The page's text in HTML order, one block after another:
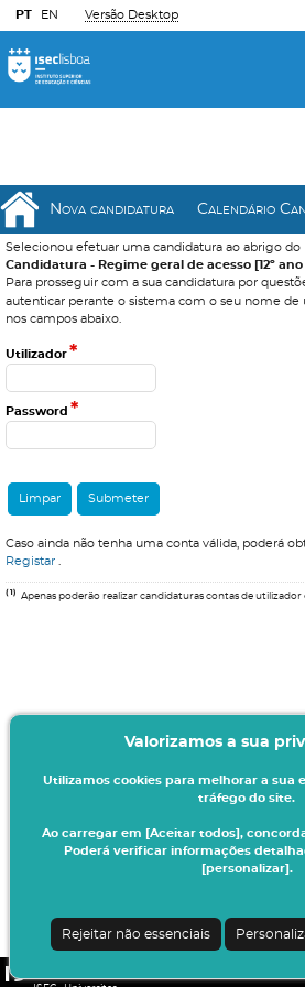
PT EN Versão Desktop
Nova candidatura Calendário
Selecionou efetuar uma candidatura ao abrigo
Candidatura - Regime geral de acesso [12º
Para prosseguir com a sua candidatura por
autenticar perante o sistema com o seu nome de
nos campos abaixo.
Utilizador*
Password *
Caso ainda não tenha uma conta válida, poderá
Registar
(1) Apenas poderão realizar candidaturas contas de utilizador
Valorizamos a sua
Utilizamos cookies para melhorar a sua
tráfego do site.
Ao carregar em [Aceitar todos],
Poderá verificar informações
[personalizar].
Rejeitar não essenciais